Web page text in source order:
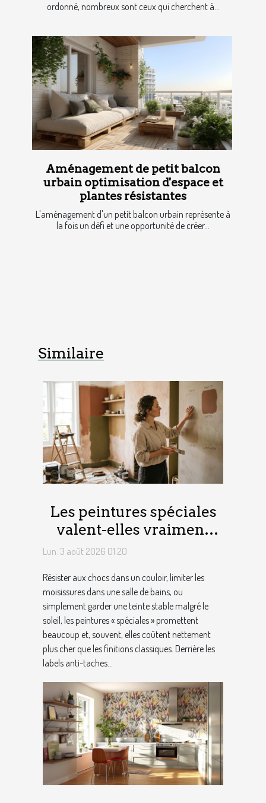
ordonné, nombreux sont ceux qui cherchent à...
Aménagement de petit balcon
urbain optimisation d'espace et
plantes résistantes
L'aménagement d'un petit balcon urbain représente à
la fois un défi et une opportunité de créer...
Similaire
Les peintures spéciales
valent-elles vraiment
leur prix pour vos projets
Lun. 3 août 2026 01:20
Résister aux chocs dans un couloir, limiter les
moisissures dans une salle de bains, ou
simplement garder une teinte stable malgré le
soleil, les peintures « spéciales » promettent
beaucoup et, souvent, elles coûtent nettement
plus cher que les finitions classiques. Derrière les
labels anti-taches...